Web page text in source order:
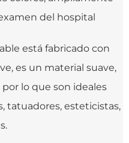
del hospital
está fabricado con
es un material suave,
lo que son ideales
tatuadores, esteticistas,